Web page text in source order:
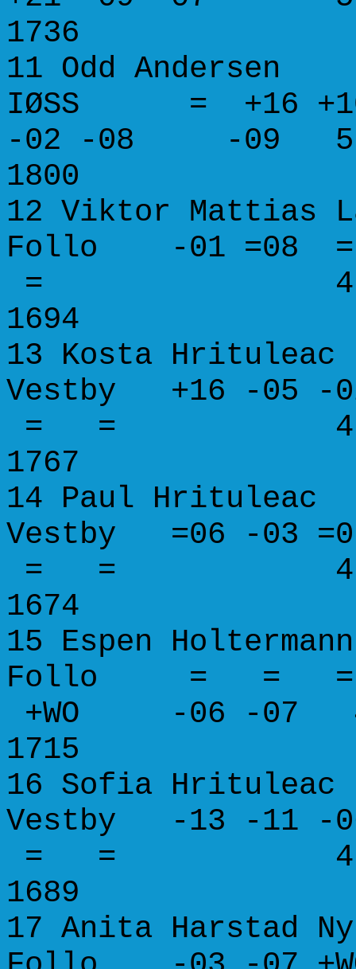
1736
11 Odd
IØSS = +16
-02 -08 -09
1800
12 Viktor Mattias
Follo -01 =08
= 4.5
1694
13 Kosta
Vestby +16 -05 -
= = 4.0
1767
14 Paul
Vestby =06 -03
= = 4.0
1674
15 Espen
Follo = = =
+WO -06 -07
1715
16 Sofia
Vestby -13 -11 -
= = 4.0
1689
17 Anita